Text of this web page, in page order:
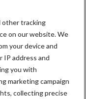
other tracking
on our website. We
your device and
IP address and
you with
marketing campaign
collecting precise